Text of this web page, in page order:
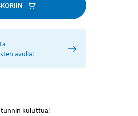
avulla!
tunnin kuluttua!